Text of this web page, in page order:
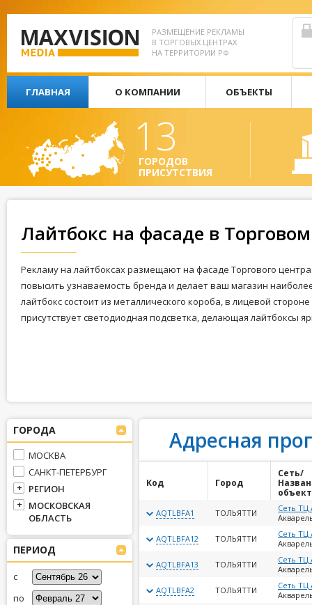
РАЗМЕЩЕНИЕ РЕКЛАМЫ
В ТОРГОВЫХ ЦЕНТРАХ
НА ТЕРРИТОРИИ РФ
ГЛАВНАЯ О КОМПАНИИ ОБЪЕКТЫ
13
ГОРОДОВ
ПРИСУТСТВИЯ
Лайтбокс на фасаде в
Рекламу на лайтбоксах размещают на фасаде Торгового
повысить узнаваемость бренда и делает ваш магазин
лайтбокс состоит из металлического короба, в лицевой
присутствует светодиодная подсветка, делающая лайтбоксы
ГОРОДА
МОСКВА
САНКТ-ПЕТЕРБУРГ
РЕГИОН
МОСКОВСКАЯ
ОБЛАСТЬ
ПЕРИОД
с
по
Адресная
Код Город
Сеть/
AQTLBFA1 ТОЛЬЯТТИ
Сеть ТЦ
AQTLBFA12
ТОЛЬЯТТИ
Сеть ТЦ
AQTLBFA13
ТОЛЬЯТТИ
Сеть ТЦ
AQTLBFA2
ТОЛЬЯТТИ
Сеть ТЦ